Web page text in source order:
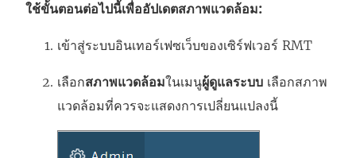
ใช้ขั้นตอนต่อไปนี้เพื่ออัปเดตสภาพแวดล้อม:
เข้าสู่ระบบอินเทอร์เฟซเว็บของเซิร์ฟเวอร์ RMT
เลือกสภาพแวดล้อมในเมนูผู้ดูแลระบบ เลือกสภาพ
แวดล้อมที่ควรจะแสดงการเปลี่ยนแปลงนี้